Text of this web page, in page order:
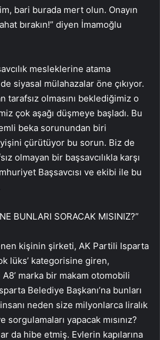
bari burada mert olun. Onayın
bırakın!” diyen İmamoğlu
mesleklerine atama
siyasal mülahazalar öne çıkıyor.
tarafsız olmasını beklediğimiz o
çok aşağı düşmeye başladı. Bu
beka sorunundan biri
çürütüyor bu sorun. Biz de
olmayan bir başsavcılıkla karşı
Başsavcısı ve ekibi ile bu
BUNLARI SORACAK MISINIZ?”
kişinin şirketi, AK Partili Isparta
lüks’ kategorisine giren,
A8’ marka bir makam otomobili
Belediye Başkanı’na bunları
insanı neden size milyonlarca liralık
yapacak mısınız?
da hibe etmiş. Evlerin kapılarına